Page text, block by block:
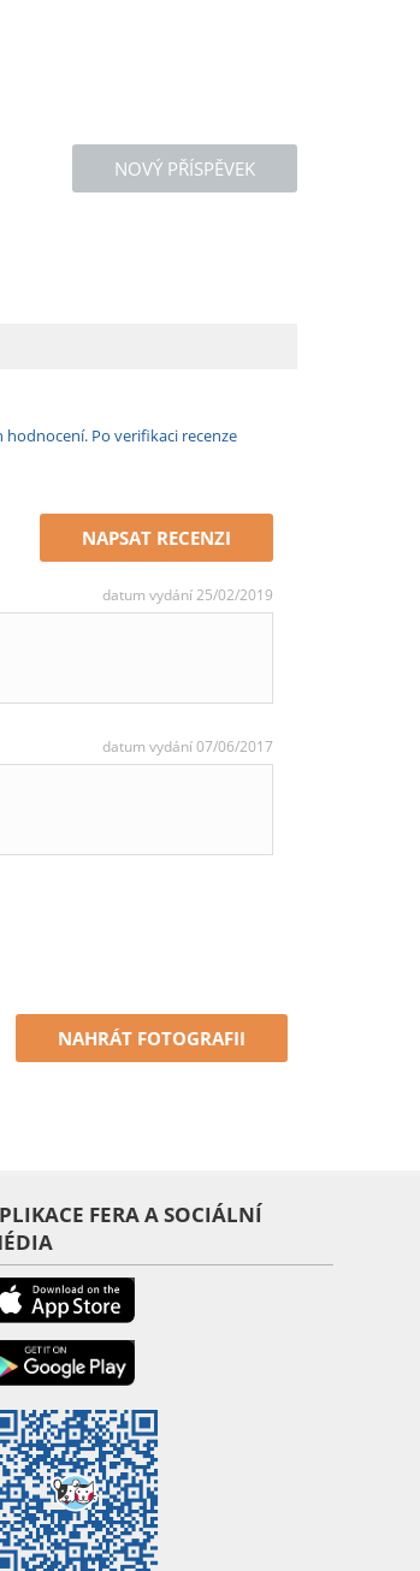
NOVÝ PŘÍSPĚVEK
Po verifikaci recenze
NAPSAT RECENZI
datum vydání 25/02/2019
datum vydání 07/06/2017
NAHRÁT FOTOGRAFII
FERA A SOCIÁLNÍ